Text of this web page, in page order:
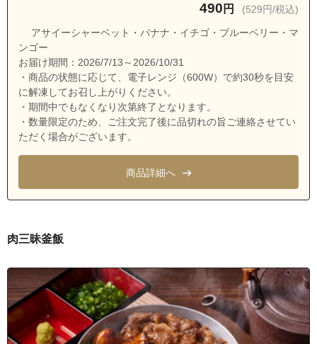
埼玉県ふじみ野市中丸２丁目
埼玉県ふじみ野市長宮１丁目
埼玉県ふじみ野市長宮２丁目
埼玉県ふじみ野市西原２丁目
埼玉県ふじみ野市花ノ木１丁目
埼玉県ふじみ野市花ノ木２丁目
埼玉県ふじみ野市福岡１丁目
埼玉県ふじみ野市福岡２丁目
埼玉県ふじみ野市本新田
埼玉県ふじみ野市元福岡１丁目
埼玉県ふじみ野市元福岡２丁目
埼玉県ふじみ野市元福岡３丁目
埼玉県川越市稲荷町
490 円 (529円/税込)
アサイーシャーベット・バナナ・イチゴ・ブルーベリー・マ
ンゴー
お届け期間：2026/7/13～2026/10/31
・商品の状態に応じて、電子レンジ（600W）で約30秒を目安
に解凍してお召し上がりください。
・期間中でもなくなり次第終了となります。
・数量限定のため、ご注文完了後に品切れの旨ご連絡させてい
ただく場合がございます。
商品詳細へ
肉三昧釜飯